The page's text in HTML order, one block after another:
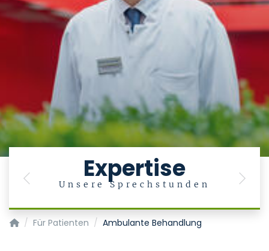
Expertise
Unsere Sprechstunden
Previous Next
Klinik für Urologie und Kinderurologie
Für Patienten Ambulante Behandlung